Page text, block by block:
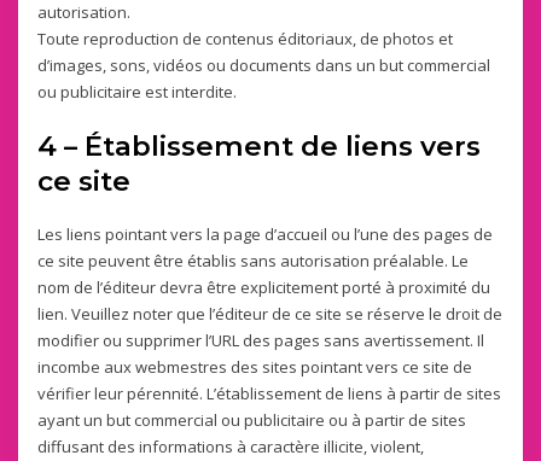
autorisation.
Toute reproduction de contenus éditoriaux, de photos et
d’images, sons, vidéos ou documents dans un but commercial
ou publicitaire est interdite.
4 – Établissement de liens vers
ce site
Les liens pointant vers la page d’accueil ou l’une des pages de
ce site peuvent être établis sans autorisation préalable. Le
nom de l’éditeur devra être explicitement porté à proximité du
lien. Veuillez noter que l’éditeur de ce site se réserve le droit de
modifier ou supprimer l’URL des pages sans avertissement. Il
incombe aux webmestres des sites pointant vers ce site de
vérifier leur pérennité. L’établissement de liens à partir de sites
ayant un but commercial ou publicitaire ou à partir de sites
diffusant des informations à caractère illicite, violent,